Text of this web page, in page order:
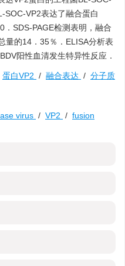
SOC-VP2表达了融合蛋白
SDS-PAGE检测表明，融合
量的14．35％．ELISA分析表
阳性血清发生特异性反应．
蛋白VP2 / 融合表达 / 分子质
virus / VP2 / fusion